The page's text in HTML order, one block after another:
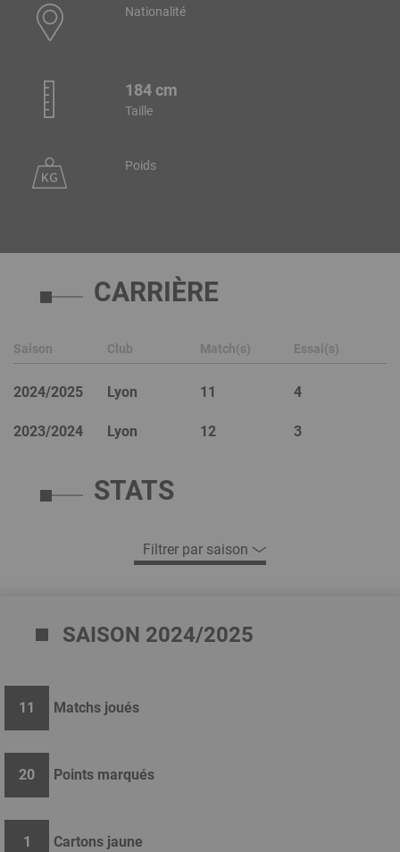
Nationalité
184 cm
Taille
Poids
CARRIÈRE
Saison Club Match(s) Essai(s)
2024/2025 Lyon 11 4
2023/2024 Lyon 12 3
STATS
SAISON 2024/2025
11 Matchs joués
20 Points marqués
1 Cartons jaune